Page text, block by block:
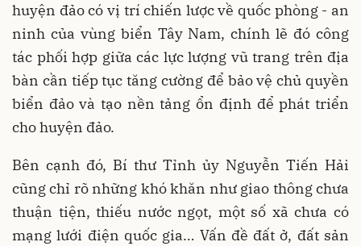
huyện đảo có vị trí chiến lược về quốc phòng - an
ninh của vùng biển Tây Nam, chính lẽ đó công
tác phối hợp giữa các lực lượng vũ trang trên địa
bàn cần tiếp tục tăng cường để bảo vệ chủ quyền
biển đảo và tạo nền tảng ổn định để phát triển
cho huyện đảo.
Bên cạnh đó, Bí thư Tỉnh ủy Nguyễn Tiến Hải
cũng chỉ rõ những khó khăn như giao thông chưa
thuận tiện, thiếu nước ngọt, một số xã chưa có
mạng lưới điện quốc gia… Vấn đề đất ở, đất sản